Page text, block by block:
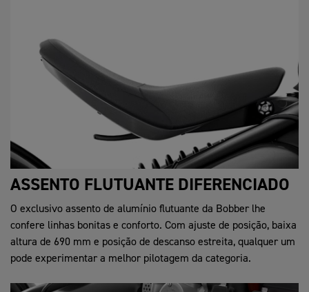
ASSENTO FLUTUANTE DIFERENCIADO
O exclusivo assento de alumínio flutuante da Bobber lhe
confere linhas bonitas e conforto. Com ajuste de posição, baixa
altura de 690 mm e posição de descanso estreita, qualquer um
pode experimentar a melhor pilotagem da categoria.